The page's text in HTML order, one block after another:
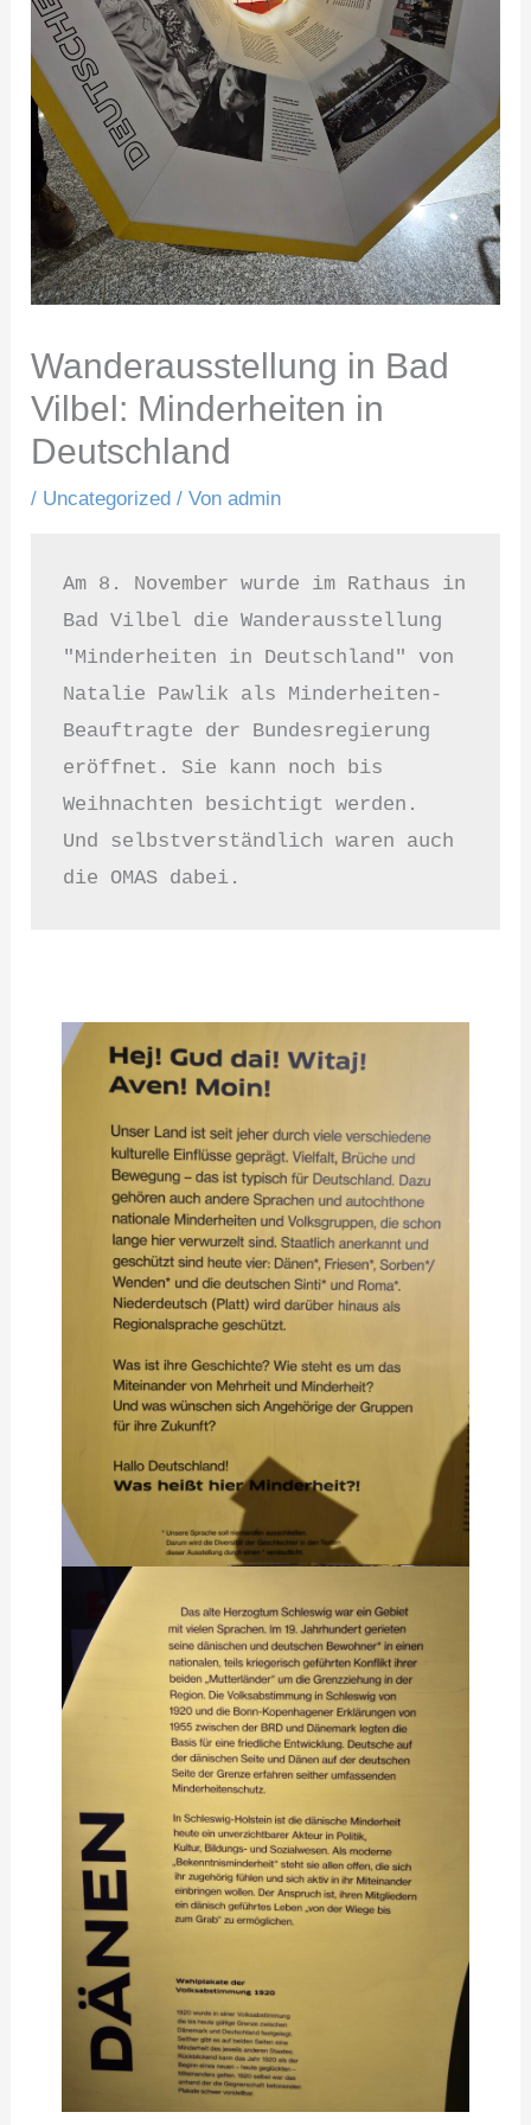
Wanderausstellung in Bad
Vilbel: Minderheiten in
Deutschland
/ Uncategorized / Vonadmin
Am 8. November wurde im Rathaus in
Bad Vilbel die Wanderausstellung
"Minderheiten in Deutschland" von
Natalie Pawlik als Minderheiten-
Beauftragte der Bundesregierung
eröffnet. Sie kann noch bis
Weihnachten besichtigt werden.
Und selbstverständlich waren auch